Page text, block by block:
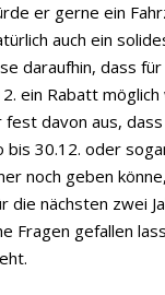
er gerne ein
auch ein
daraufhin, dass
ein Rabatt möglich
fest davon aus,
bis 30.12. oder
noch geben
die nächsten zwei
Fragen gefallen